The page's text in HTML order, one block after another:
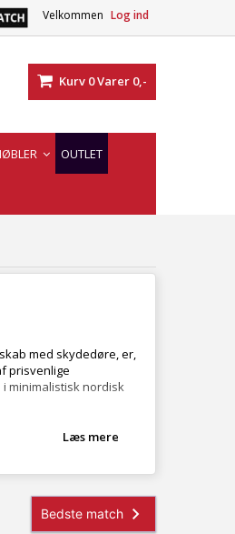
Velkommen Log ind
Kurv 0Varer 0,-
OUTLET
med skydedøre, er,
prisvenlige
minimalistisk nordisk
Læs mere